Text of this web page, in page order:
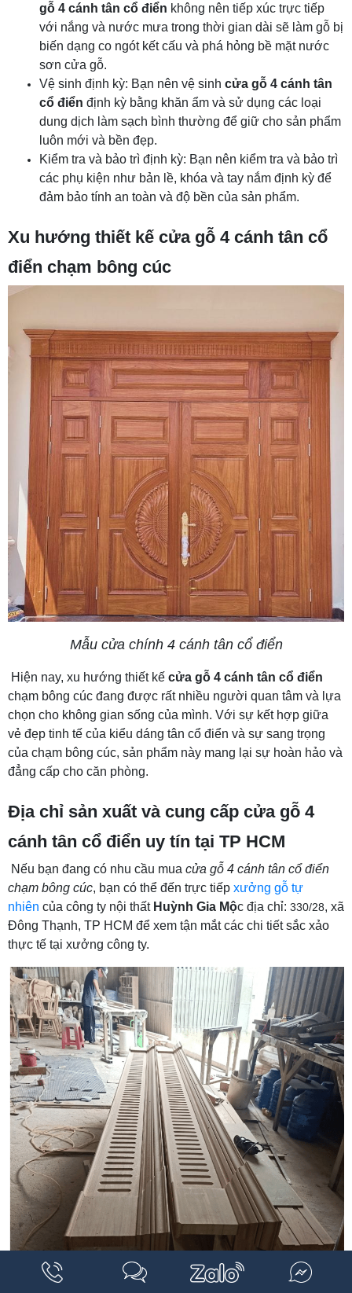
gỗ 4 cánh tân cổ điển không nên tiếp xúc trực tiếp
với nắng và nước mưa trong thời gian dài sẽ làm gỗ bị
biến dạng co ngót kết cấu và phá hỏng bề mặt nước
sơn cửa gỗ.
Vệ sinh định kỳ: Bạn nên vệ sinh cửa gỗ 4 cánh tân
cổ điển định kỳ bằng khăn ẩm và sử dụng các loại
dung dịch làm sạch bình thường để giữ cho sản phẩm
luôn mới và bền đẹp.
Kiểm tra và bảo trì định kỳ: Bạn nên kiểm tra và bảo trì
các phụ kiện như bản lề, khóa và tay nắm định kỳ để
đảm bảo tính an toàn và độ bền của sản phẩm.
Xu hướng thiết kế cửa gỗ 4 cánh tân cổ
điển chạm bông cúc
Mẫu cửa chính 4 cánh tân cổ điển
Hiện nay, xu hướng thiết kế cửa gỗ 4 cánh tân cổ điển
chạm bông cúc đang được rất nhiều người quan tâm và lựa
chọn cho không gian sống của mình. Với sự kết hợp giữa
vẻ đẹp tinh tế của kiểu dáng tân cổ điển và sự sang trọng
của chạm bông cúc, sản phẩm này mang lại sự hoàn hảo và
đẳng cấp cho căn phòng.
Địa chỉ sản xuất và cung cấp cửa gỗ 4
cánh tân cổ điển uy tín tại TP HCM
Nếu bạn đang có nhu cầu mua cửa gỗ 4 cánh tân cổ điển
chạm bông cúc, bạn có thể đến trực tiếp xưởng gỗ tự
nhiên của công ty nội thất Huỳnh Gia Mộc địa chỉ: 330/28, xã
Đông Thạnh, TP HCM để xem tận mắt các chi tiết sắc xảo
thực tế tại xưởng công ty.